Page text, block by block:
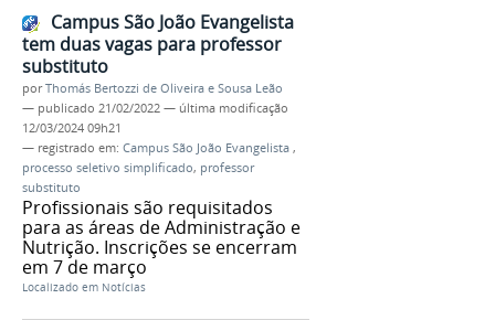
Campus São João Evangelista
tem duas vagas para professor
substituto
porThomás Bertozzi de Oliveira e Sousa Leão
— publicado 21/02/2022 — última modificação
12/03/2024 09h21
— registrado em: Campus São João Evangelista ,
processo seletivo simplificado, professor
substituto
Profissionais são requisitados
para as áreas de Administração e
Nutrição. Inscrições se encerram
em 7 de março
Localizado em Notícias